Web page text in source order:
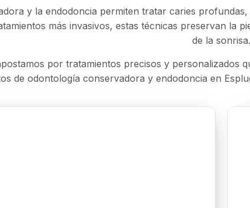
y la endodoncia permiten tratar caries
más invasivos, estas técnicas preservan la
de la sonrisa.
por tratamientos precisos y personalizados
de odontología conservadora y endodoncia en